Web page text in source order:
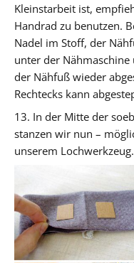
Kleinstarbeit ist,
Handrad zu benutzen.
Nadel im Stoff, der
unter der
der Nähfuß wieder
Rechtecks kann
13. In der Mitte der
stanzen wir nun –
unserem Lochwerkzeug.